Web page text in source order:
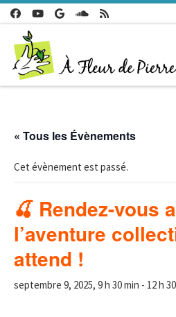
Passer au contenu
« Tous les Évènements
Cet évènement est passé.
🍒 Rendez-vous
l’aventure
attend !
septembre 9, 2025, 9 h 30 min - 12 h